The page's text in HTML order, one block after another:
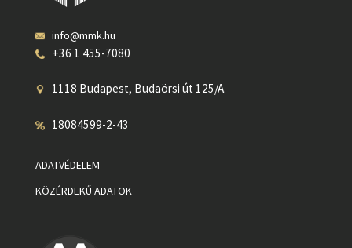
info@mmk.hu
+36 1 455-7080
1118 Budapest, Budaörsi út 125/A.
18084599-2-43
ADATVÉDELEM
KÖZÉRDEKŰ ADATOK